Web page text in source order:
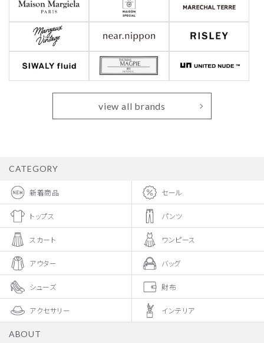
view all brands
CATEGORY
新着商品 セール
トップス パンツ
スカート ワンピース
アウター バッグ
シューズ 財布
アクセサリー インテリア
ABOUT